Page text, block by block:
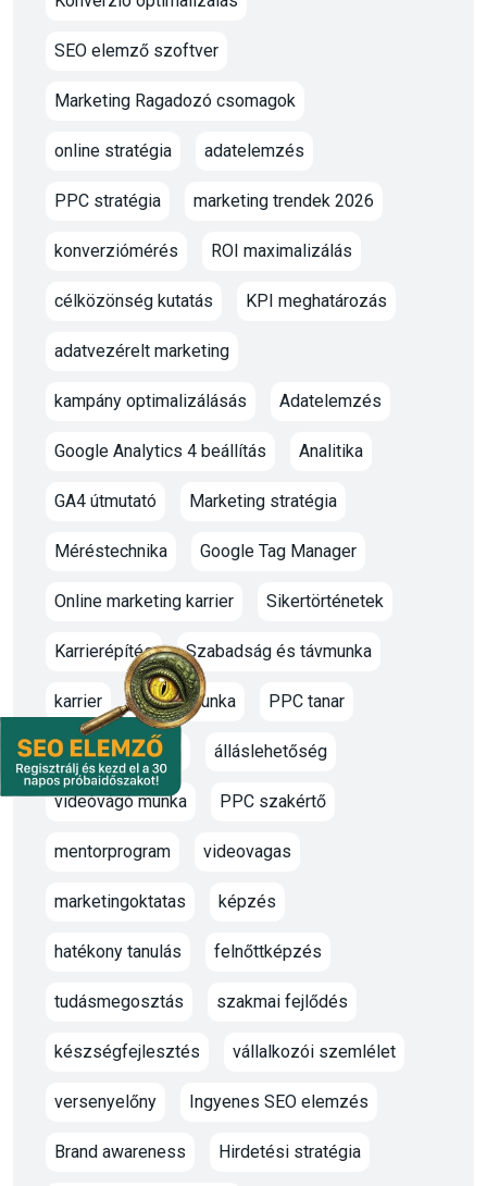
SEO elemző szoftver
Marketing Ragadozó csomagok
online stratégia adatelemzés
PPC stratégia marketing trendek 2026
konverziómérés ROI maximalizálás
célközönség kutatás KPI meghatározás
adatvezérelt marketing
kampány optimalizálásás Adatelemzés
Google Analytics 4 beállítás Analitika
GA4 útmutató Marketing stratégia
Méréstechnika Google Tag Manager
Online marketing karrier Sikertörténetek
Karrierépítés Szabadság és távmunka
karrier oktato munka PPC tanar
marketing oktató álláslehetőség
videóvágó munka PPC szakértő
mentorprogram videovagas
marketingoktatas képzés
hatékony tanulás felnőttképzés
tudásmegosztás szakmai fejlődés
készségfejlesztés vállalkozói szemlélet
versenyelőny Ingyenes SEO elemzés
Brand awareness Hirdetési stratégia